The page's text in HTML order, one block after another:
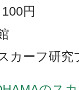
円
カーフ研